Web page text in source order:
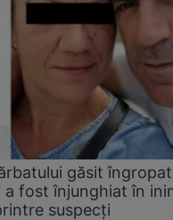
găsit
fost înjunghiat în
suspecți